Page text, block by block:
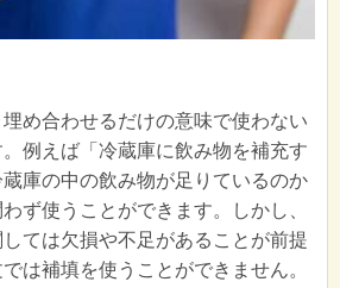
め合わせるだけの意味で使わない
例えば「冷蔵庫に飲み物を補充す
庫の中の飲み物が足りているのか
ず使うことができます。しかし、
ては欠損や不足があることが前提
は補填を使うことができません。